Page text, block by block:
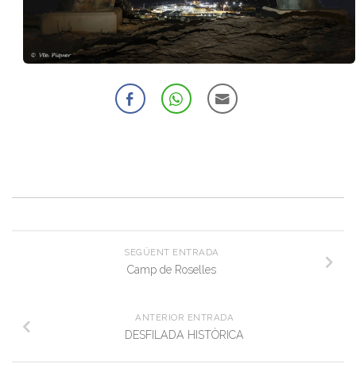
SEGÜENT ENTRADA
Camp de Roselles
ANTERIOR ENTRADA
DESFILADA HISTÒRICA